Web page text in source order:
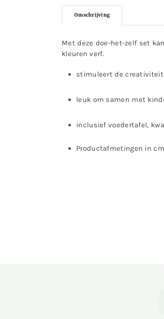
Omschrijving
Met deze doe-het-zelf set
kleuren verf.
stimuleert de creativiteit
leuk om samen met
inclusief voedertafel,
Productafmetingen in cm